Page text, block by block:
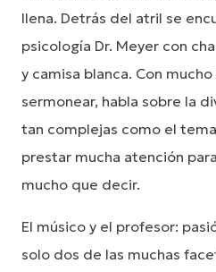
llena. Detrás del atril se
psicología Dr. Meyer con
y camisa blanca. Con
sermonear, habla sobre la
tan complejas como el
prestar mucha atención
mucho que decir.
El músico y el profesor:
solo dos de las muchas